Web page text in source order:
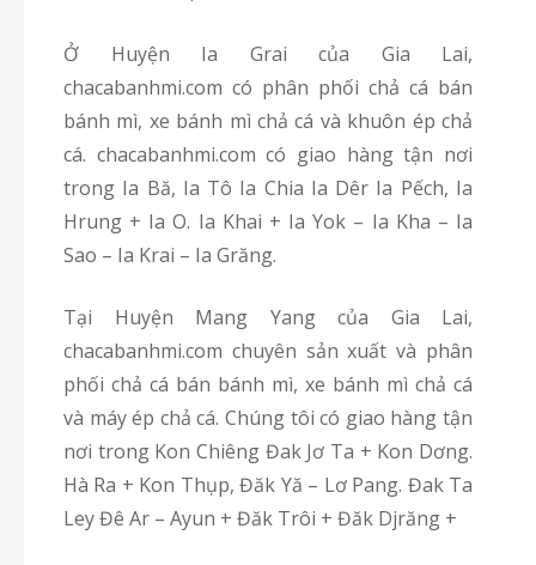
Ở Huyện Ia Grai của Gia Lai,
chacabanhmi.com có phân phối chả cá bán
bánh mì, xe bánh mì chả cá và khuôn ép chả
cá. chacabanhmi.com có giao hàng tận nơi
trong Ia Bă, Ia Tô Ia Chia Ia Dêr Ia Pếch, Ia
Hrung + Ia O. Ia Khai + Ia Yok – Ia Kha – Ia
Sao – Ia Krai – Ia Grăng.
Tại Huyện Mang Yang của Gia Lai,
chacabanhmi.com chuyên sản xuất và phân
phối chả cá bán bánh mì, xe bánh mì chả cá
và máy ép chả cá. Chúng tôi có giao hàng tận
nơi trong Kon Chiêng Đak Jơ Ta + Kon Dơng.
Hà Ra + Kon Thụp, Đăk Yă – Lơ Pang. Đak Ta
Ley Đê Ar – Ayun + Đăk Trôi + Đăk Djrăng +